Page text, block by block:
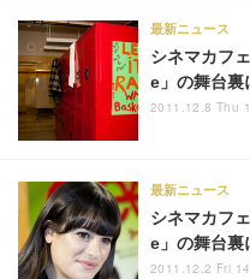
シネマカフ
e」の舞台裏
最新ニュース
2011.12.8 Thu
シネマカフ
e」の舞台裏
最新ニュース
2011.12.2 Fri